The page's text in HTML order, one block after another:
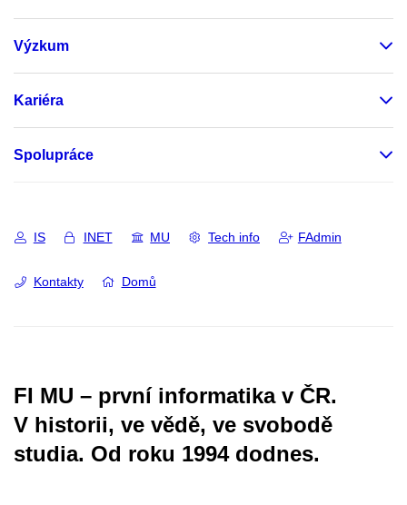
Výzkum
Kariéra
Spolupráce
IS INET MU Tech info FAdmin
Kontakty Domů
FI MU – první informatika v ČR.
V historii, ve vědě, ve svobodě
studia. Od roku 1994 dodnes.